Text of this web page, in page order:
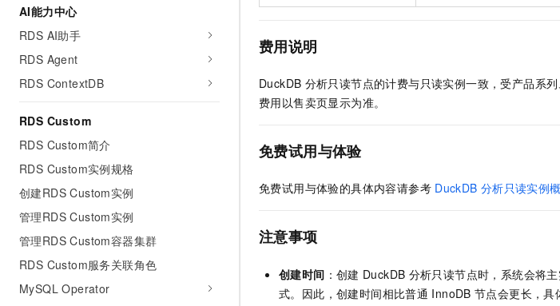
AI能力中心
RDS AI助手
RDS Agent
RDS ContextDB
RDS Custom
RDS Custom简介
RDS Custom实例规格
创建RDS Custom实例
管理RDS Custom实例
管理RDS Custom容器集群
RDS Custom服务关联角色
MySQL Operator
费用说明
DuckDB 分析只读节点的计费与只读实例一致，受产品系
费用以售卖页显示为准。
免费试用与体验
免费试用与体验的具体内容请参考 DuckDB 分析只读实例
注意事项
创建时间 ：创建 DuckDB 分析只读节点时，系统会将
式。因此，创建时间相比普通 InnoDB 节点会更长，具
快速部署 Dify，高效搭建 AI 应用
10 分钟在聊天系统中增加一个 AI 助手
Serverless
开发工具
迁移与运维管理